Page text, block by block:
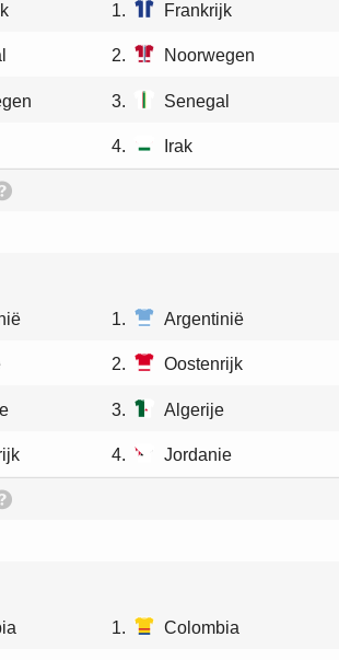
1. Frankrijk
2. Noorwegen
3. Senegal
4. Irak
1. Argentinië
2. Oostenrijk
3. Algerije
4. Jordanie
1. Colombia